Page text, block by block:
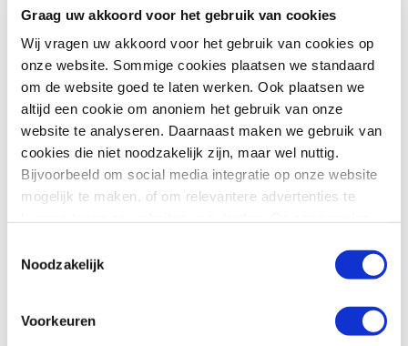
Graag uw akkoord voor het gebruik van cookies
Wij vragen uw akkoord voor het gebruik van cookies op
onze website. Sommige cookies plaatsen we standaard
om de website goed te laten werken. Ook plaatsen we
altijd een cookie om anoniem het gebruik van onze
website te analyseren. Daarnaast maken we gebruik van
cookies die niet noodzakelijk zijn, maar wel nuttig.
Bijvoorbeeld om social media integratie op onze website
mogelijk te maken, of om relevantere advertenties te
informatie over.
Noodzakelijk
Voorkeuren
O
N
BERICHT
Limiet is 1000 tekens. Resterende tekens: 1000.
N
U
B
Meld mij aan voor de Polteq nieuwsbrief